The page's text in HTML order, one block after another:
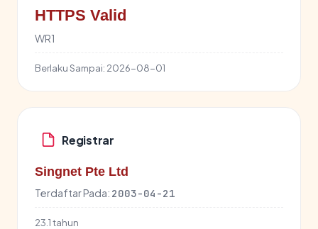
HTTPS Valid
WR1
Berlaku Sampai: 2026-08-01
Registrar
Singnet Pte Ltd
Terdaftar Pada: 2003-04-21
23.1 tahun